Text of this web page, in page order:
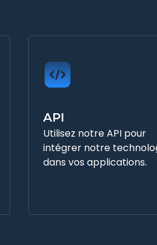
API
Utilisez notre API pour
intégrer notre
dans vos applications.